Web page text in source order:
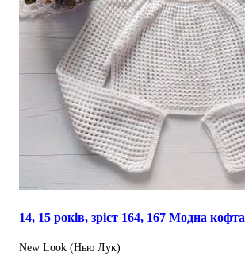
14, 15 років, зріст 164, 167 Модна кофта
New Look (Нью Лук)